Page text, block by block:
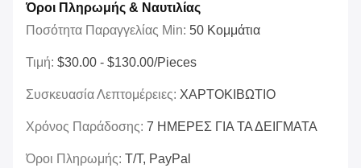
Όροι Πληρωμής & Ναυτιλίας
Ποσότητα Παραγγελίας Min: 50 Κομμάτια
Τιμή: $30.00 - $130.00/Pieces
Συσκευασία Λεπτομέρειες: ΧΑΡΤΟΚΙΒΩΤΙΟ
Χρόνος Παράδοσης: 7 ΗΜΕΡΕΣ ΓΙΑ ΤΑ ΔΕΙΓΜΑΤΑ
Όροι Πληρωμής: T/T, PayPal